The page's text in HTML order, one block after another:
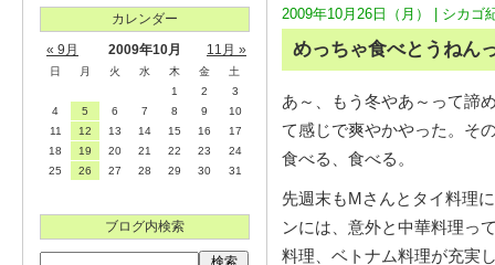
2009年10月26日（月） | シカゴ
めっちゃ食べとうねん
あ～、もう冬やあ～って諦
て感じで爽やかやった。そ
食べる、食べる。
先週末もMさんとタイ料理
ンには、意外と中華料理っ
料理、ベトナム料理が充実
カレンダー
« 9月
2009年10月 11月 »
日 月 火 水 木 金
土
1
2
3
4
5 6 7 8 9
10
11
12 13 14 15 16
17
18
19 20 21 22 23
24
25
26 27 28 29 30 31
ブログ内検索